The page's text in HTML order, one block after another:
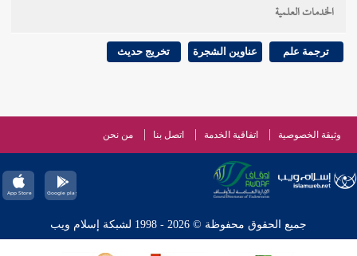
الخدمات العلمية
ترجمة علم عناوين الشجرة تخريج حديث
وثيقة الخصوصية اتفاقية الخدمة اتصل بنا من نحن
جميع الحقوق محفوظة © 2026 - 1998 لشبكة إسلام ويب